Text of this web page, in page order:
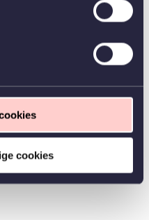
cookies